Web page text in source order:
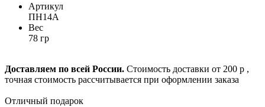
Артикул
ПН14А
Вес
78 гр
Доставляем по всей России. Стоимость доставки от 200 р ,
точная стоимость рассчитывается при оформлении заказа
Отличный подарок